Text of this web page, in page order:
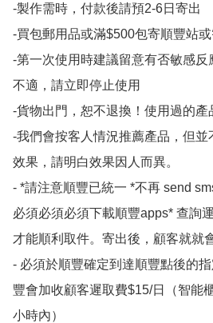
-製作需時，付款後請預2-6日寄出
-買包郵用品或滿$500包寄順豐站
-第一次使用時建議留意有否敏感反
不適，請立即停止使用
-貨物出門，恕不退換！使用過的產
-我們會按客人情況推薦產品，但並
效果，請明白效果因人而異。
- *請注意順豐已統一 *不再 send
必須必須必須下載順豐apps* 查詢
才能順利取件。寄出後，顧客就就
- 必須於順豐確定到達順豐點後的
豐會加收顧客遲取費$15/日（智能
小時內）